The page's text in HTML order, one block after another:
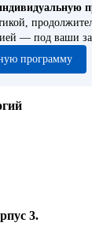
— под ваши
программу
3.